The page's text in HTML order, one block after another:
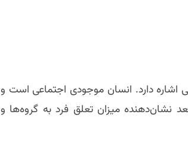
اشاره دارد. انسان موجودی اجتماعی است و
نشان‌دهنده میزان تعلق فرد به گروه‌ها و